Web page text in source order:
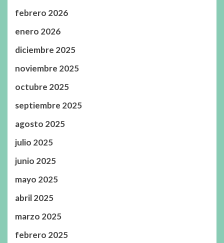
febrero 2026
enero 2026
diciembre 2025
noviembre 2025
octubre 2025
septiembre 2025
agosto 2025
julio 2025
junio 2025
mayo 2025
abril 2025
marzo 2025
febrero 2025